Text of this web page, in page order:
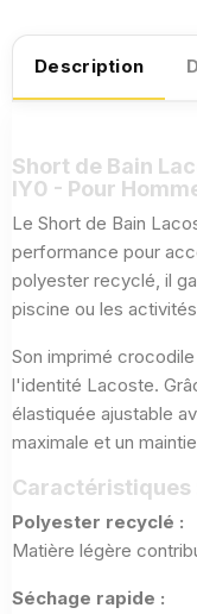
Description
Short de Bain
IY0 - Pour
Le Short de Bain
performance pour
polyester recyclé, il
piscine ou les
Son imprimé
l'identité Lacoste.
élastiquée ajustable
maximale et un
Caractéristiques
Polyester recyclé :
Matière légère
Séchage rapide :